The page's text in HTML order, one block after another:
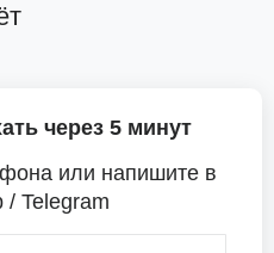
через 5 минут
или напишите в
/ Telegram